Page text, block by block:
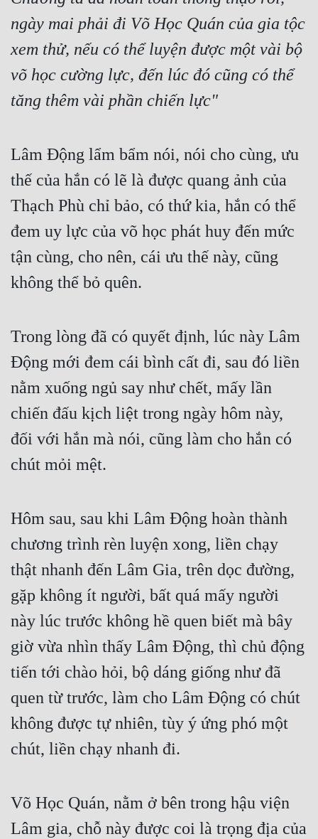
ngày mai phải đi Võ Học Quán của gia tộc
xem thử, nếu có thể luyện được một vài bộ
võ học cường lực, đến lúc đó cũng có thể
tăng thêm vài phần chiến lực"
Lâm Động lẩm bẩm nói, nói cho cùng, ưu
thế của hắn có lẽ là được quang ảnh của
Thạch Phù chỉ bảo, có thứ kia, hắn có thể
đem uy lực của võ học phát huy đến mức
tận cùng, cho nên, cái ưu thế này, cũng
không thể bỏ quên.
Trong lòng đã có quyết định, lúc này Lâm
Động mới đem cái bình cất đi, sau đó liền
nằm xuống ngủ say như chết, mấy lần
chiến đấu kịch liệt trong ngày hôm này,
đối với hắn mà nói, cũng làm cho hắn có
chút mỏi mệt.
Hôm sau, sau khi Lâm Động hoàn thành
chương trình rèn luyện xong, liền chạy
thật nhanh đến Lâm Gia, trên dọc đường,
gặp không ít người, bất quá mấy người
này lúc trước không hề quen biết mà bây
giờ vừa nhìn thấy Lâm Động, thì chủ động
tiến tới chào hỏi, bộ dáng giống như đã
quen từ trước, làm cho Lâm Động có chút
không được tự nhiên, tùy ý ứng phó một
chút, liền chạy nhanh đi.
Võ Học Quán, nằm ở bên trong hậu viện
Lâm gia, chỗ này được coi là trọng địa của